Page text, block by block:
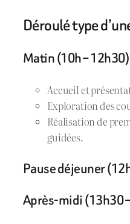
Déroulé type
Matin (10h – 12h30)
Accueil et
Exploration des
Réalisation de
guidées.
Pause déjeuner
Après-midi (13h30